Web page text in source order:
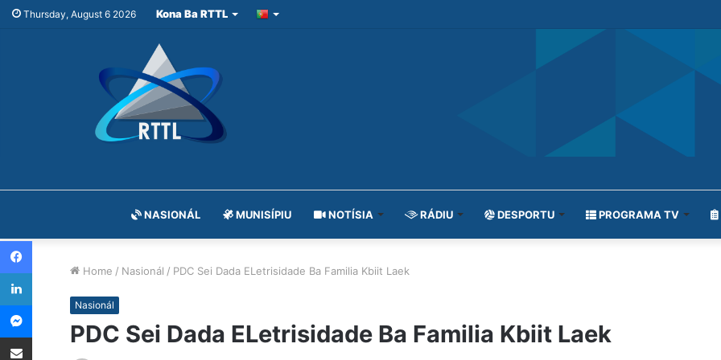
Thursday, August 6 2026 Kona Ba RTTL
NASIONÁL MUNISÍPIU NOTÍSIA RÁDIU DESPORTU PROGRAMA TV
Home / Nasionál / PDC Sei Dada ELetrisidade Ba Familia Kbiit Laek
Nasionál
PDC Sei Dada ELetrisidade Ba Familia Kbiit Laek
Facebook
LinkedIn
Messenger